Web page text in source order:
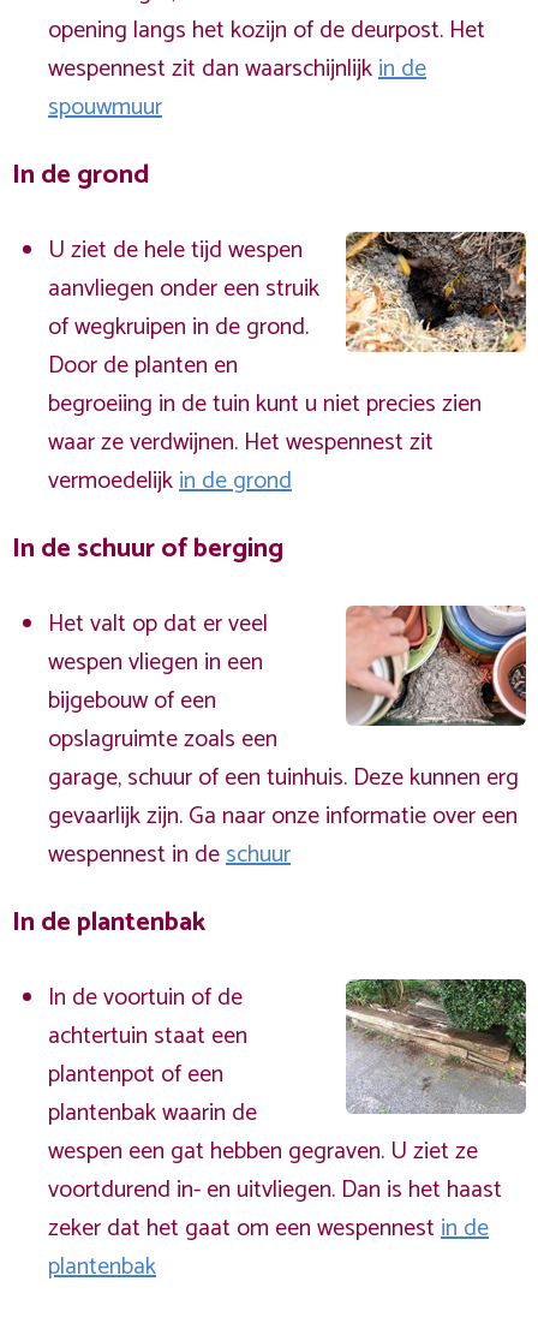
opening langs het kozijn of de deurpost. Het
wespennest zit dan waarschijnlijkin de
spouwmuur
In de grond
U ziet de hele tijd wespen
aanvliegen onder een struik
of wegkruipen in de grond.
Door de planten en
begroeiing in de tuin kunt u niet precies zien
waar ze verdwijnen. Het wespennest zit
vermoedelijkin de grond
In de schuur of berging
Het valt op dat er veel
wespen vliegen in een
bijgebouw of een
opslagruimte zoals een
garage, schuur of een tuinhuis. Deze kunnen erg
gevaarlijk zijn. Ga naar onze informatie over een
wespennest in deschuur
In de plantenbak
In de voortuin of de
achtertuin staat een
plantenpot of een
plantenbak waarin de
wespen een gat hebben gegraven. U ziet ze
voortdurend in- en uitvliegen. Dan is het haast
zeker dat het gaat om een wespennestin de
plantenbak